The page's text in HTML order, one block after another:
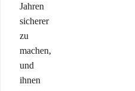
Jahren
sicherer
zu
machen,
und
ihnen